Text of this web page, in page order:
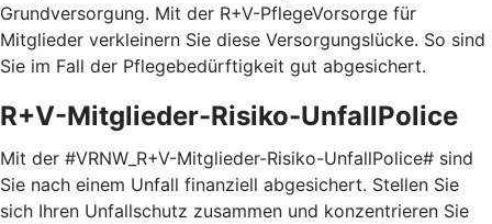
Grundversorgung. Mit der R+V-PflegeVorsorge für
Mitglieder verkleinern Sie diese Versorgungslücke. So sind
Sie im Fall der Pflegebedürftigkeit gut abgesichert.
R+V-Mitglieder-Risiko-UnfallPolice
Mit der #VRNW_R+V-Mitglieder-Risiko-UnfallPolice# sind
Sie nach einem Unfall finanziell abgesichert. Stellen Sie
sich Ihren Unfallschutz zusammen und konzentrieren Sie